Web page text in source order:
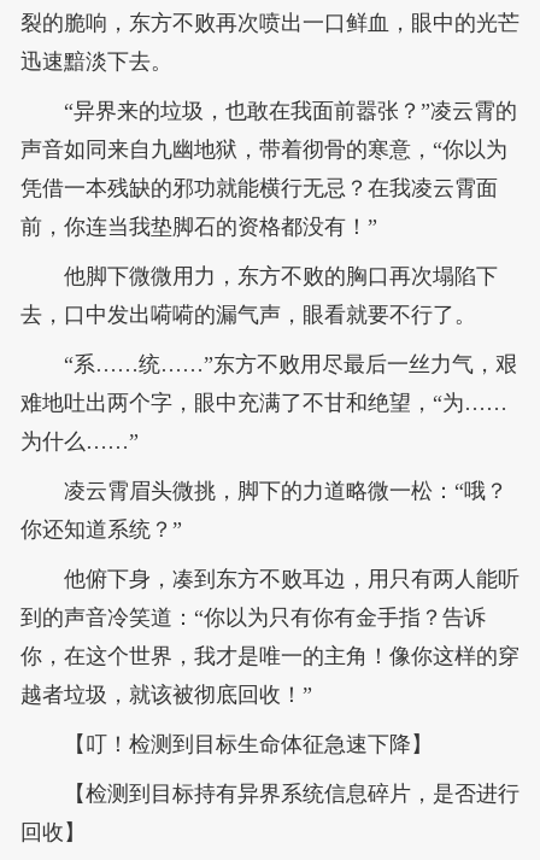
裂的脆响，东方不败再次喷出一口鲜血，眼中的光芒
迅速黯淡下去。
“异界来的垃圾，也敢在我面前嚣张？”凌云霄的
声音如同来自九幽地狱，带着彻骨的寒意，“你以为
凭借一本残缺的邪功就能横行无忌？在我凌云霄面
前，你连当我垫脚石的资格都没有！”
他脚下微微用力，东方不败的胸口再次塌陷下
去，口中发出嗬嗬的漏气声，眼看就要不行了。
“系……统……”东方不败用尽最后一丝力气，艰
难地吐出两个字，眼中充满了不甘和绝望，“为……
为什么……”
凌云霄眉头微挑，脚下的力道略微一松：“哦？
你还知道系统？”
他俯下身，凑到东方不败耳边，用只有两人能听
到的声音冷笑道：“你以为只有你有金手指？告诉
你，在这个世界，我才是唯一的主角！像你这样的穿
越者垃圾，就该被彻底回收！”
【叮！检测到目标生命体征急速下降】
【检测到目标持有异界系统信息碎片，是否进行
回收】